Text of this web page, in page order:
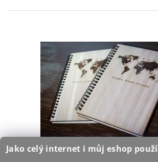
Jako celý internet i můj eshop